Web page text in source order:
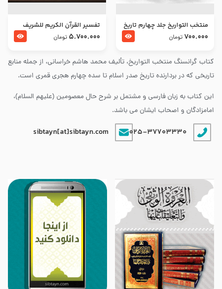
کتاب گرانسنگ منتخب التواريخ، تألیف محمد هاشم خراسانی، از جمله منابع
تاریخی که در بردارنده تاریخ صدر اسلام تا سده چهارم هجری قمری است.
این کتاب به زبان فارسی و مشتمل بر شرح حال معصومین (علیهم السلام)،
امامزادگان و اصحاب ایشان می باشد.
025-37703330
sibtayn[at]sibtayn.com
منتخب التواریخ جلد چهارم تاریخ
امام زین العابدین و امام محمد
700.000 تومان
تفسير القرآن الكريم للشريف
المرتضي قدس سرّه
5.700.000 تومان